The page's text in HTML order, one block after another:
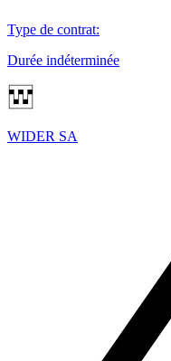
Type de contrat:
Durée indéterminée
WIDER SA